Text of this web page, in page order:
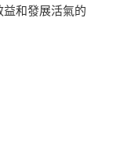
和發展活氣的